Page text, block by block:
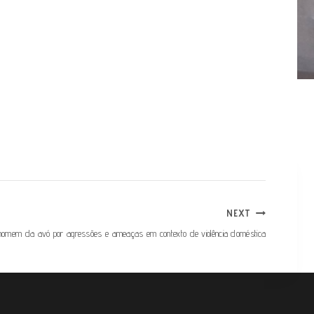
NEXT
da avó por agressões e ameaças em contexto de violência doméstica